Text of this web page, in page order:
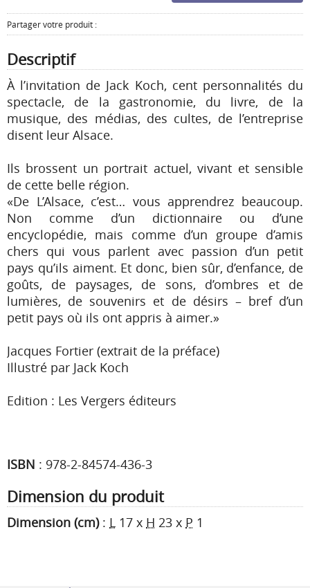
Partager votre produit :
Descriptif
À l’invitation de Jack Koch, cent personnalités du
spectacle, de la gastronomie, du livre, de la
musique, des médias, des cultes, de l’entreprise
disent leur Alsace.
Ils brossent un portrait actuel, vivant et sensible
de cette belle région.
«De L’Alsace, c’est… vous apprendrez beaucoup.
Non comme d’un dictionnaire ou d’une
encyclopédie, mais comme d’un groupe d’amis
chers qui vous parlent avec passion d’un petit
pays qu’ils aiment. Et donc, bien sûr, d’enfance, de
goûts, de paysages, de sons, d’ombres et de
lumières, de souvenirs et de désirs – bref d’un
petit pays où ils ont appris à aimer.»
Jacques Fortier (extrait de la préface)
Illustré par Jack Koch
Edition : Les Vergers éditeurs
ISBN : 978-2-84574-436-3
Dimension du produit
Dimension (cm): L 17 x H 23 x P 1